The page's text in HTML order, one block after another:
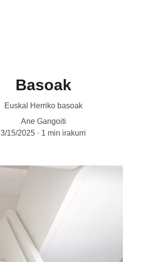
Basoak
Euskal Herriko basoak
Ane Gangoiti
3/15/2025
1 min irakurri